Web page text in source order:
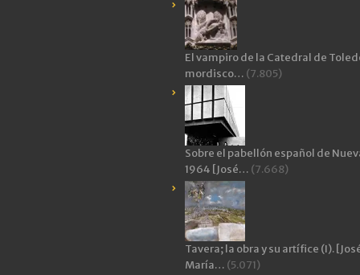
El vampiro de la Catedral de
mordisco… (7.805)
Sobre el pabellón español de
1964 [José… (7.668)
Tavera; la obra y su artífice (I).
María… (5.071)